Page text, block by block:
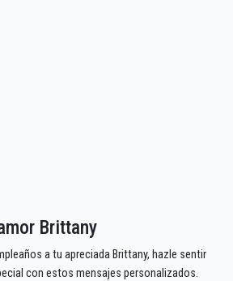
Brittany
a tu apreciada Brittany, hazle sentir
con estos mensajes personalizados.